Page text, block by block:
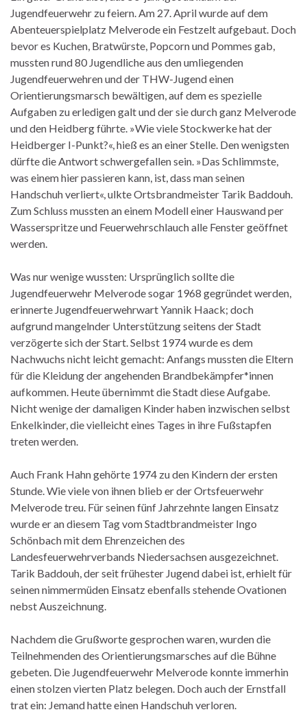
Jugendfeuerwehr zu feiern. Am 27. April wurde auf dem
Abenteuerspielplatz Melverode ein Festzelt aufgebaut. Doch
bevor es Kuchen, Bratwürste, Popcorn und Pommes gab,
mussten rund 80 Jugendliche aus den umliegenden
Jugendfeuerwehren und der THW-Jugend einen
Orientierungsmarsch bewältigen, auf dem es spezielle
Aufgaben zu erledigen galt und der sie durch ganz Melverode
und den Heidberg führte. »Wie viele Stockwerke hat der
Heidberger I-Punkt?«, hieß es an einer Stelle. Den wenigsten
dürfte die Antwort schwergefallen sein. »Das Schlimmste,
was einem hier passieren kann, ist, dass man seinen
Handschuh verliert«, ulkte Ortsbrandmeister Tarik Baddouh.
Zum Schluss mussten an einem Modell einer Hauswand per
Wasserspritze und Feuerwehrschlauch alle Fenster geöffnet
werden.
Was nur wenige wussten: Ursprünglich sollte die
Jugendfeuerwehr Melverode sogar 1968 gegründet werden,
erinnerte Jugendfeuerwehrwart Yannik Haack; doch
aufgrund mangelnder Unterstützung seitens der Stadt
verzögerte sich der Start. Selbst 1974 wurde es dem
Nachwuchs nicht leicht gemacht: Anfangs mussten die Eltern
für die Kleidung der angehenden Brandbekämpfer*innen
aufkommen. Heute übernimmt die Stadt diese Aufgabe.
Nicht wenige der damaligen Kinder haben inzwischen selbst
Enkelkinder, die vielleicht eines Tages in ihre Fußstapfen
treten werden.
Auch Frank Hahn gehörte 1974 zu den Kindern der ersten
Stunde. Wie viele von ihnen blieb er der Ortsfeuerwehr
Melverode treu. Für seinen fünf Jahrzehnte langen Einsatz
wurde er an diesem Tag vom Stadtbrandmeister Ingo
Schönbach mit dem Ehrenzeichen des
Landesfeuerwehrverbands Niedersachsen ausgezeichnet.
Tarik Baddouh, der seit frühester Jugend dabei ist, erhielt für
seinen nimmermüden Einsatz ebenfalls stehende Ovationen
nebst Auszeichnung.
Nachdem die Grußworte gesprochen waren, wurden die
Teilnehmenden des Orientierungsmarsches auf die Bühne
gebeten. Die Jugendfeuerwehr Melverode konnte immerhin
einen stolzen vierten Platz belegen. Doch auch der Ernstfall
trat ein: Jemand hatte einen Handschuh verloren.